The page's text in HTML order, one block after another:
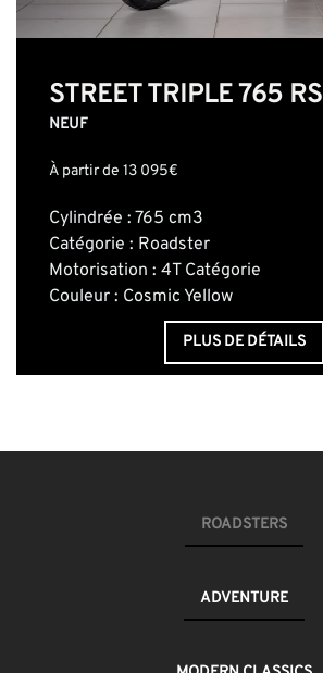
STREET TRIPLE 765 RS
NEUF
À partir de 13 095€
Cylindrée : 765 cm3
Catégorie : Roadster
Motorisation : 4T Catégorie
Couleur : Cosmic Yellow
PLUS DE DÉTAILS
ROADSTERS
ADVENTURE